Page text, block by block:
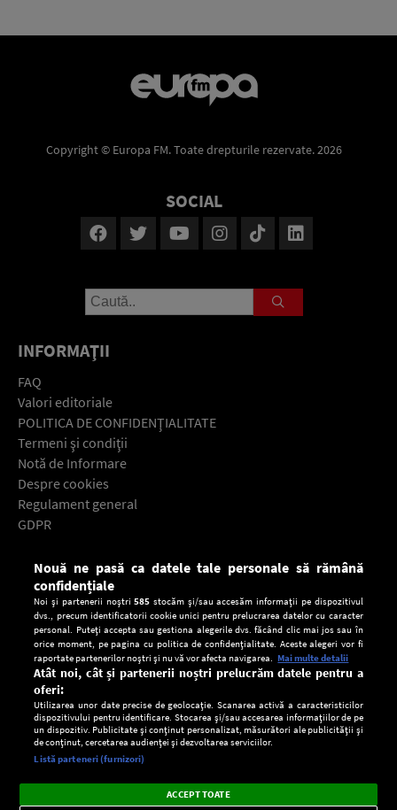
Copyright © Europa FM. Toate drepturile rezervate. 2026
SOCIAL
INFORMAŢII
FAQ
Valori editoriale
POLITICA DE CONFIDENŢIALITATE
Termeni şi condiţii
Notă de Informare
Despre cookies
Regulament general
GDPR
Descarcă gratuit aplicaţia Europa FM pentru smartphone:
Setări:
Dark
Mode
Radio live, podcasturi, știri și alerte
importante.
×
Nouă ne pasă ca datele tale personale să rămână
confidențiale
Noi și partenerii noștri585 stocăm și/sau accesăm informații pe dispozitivul
dvs., precum identificatorii cookie unici pentru prelucrarea datelor cu caracter
personal. Puteți accepta sau gestiona alegerile dvs. făcând clic mai jos sau în
orice moment, pe pagina cu politica de confidențialitate. Aceste alegeri vor fi
raportate partenerilor noștri și nu vă vor afecta navigarea. Mai multe detalii
Atât noi, cât și partenerii noștri prelucrăm datele pentru a
oferi:
Utilizarea unor date precise de geolocație. Scanarea activă a caracteristicilor
dispozitivului pentru identificare. Stocarea și/sau accesarea informațiilor de pe
un dispozitiv. Publicitate și conținut personalizat, măsurători ale publicității și
de conținut, cercetarea audienței și dezvoltarea serviciilor.
Listă parteneri (furnizori)
ACCEPT TOATE